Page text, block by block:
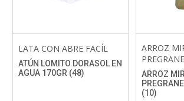
LATA CON ABRE FACÍL
ATÚN LOMITO DORASOL EN
AGUA 170GR (48)
ARROZ
ARROZ
(10)